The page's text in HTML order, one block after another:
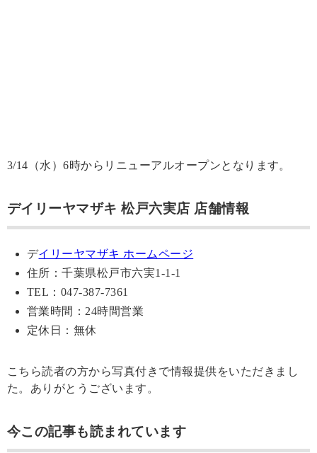
3/14（水）6時からリニューアルオープンとなります。
デイリーヤマザキ 松戸六実店 店舗情報
デイリーヤマザキ ホームページ
住所：千葉県松戸市六実1-1-1
TEL：047-387-7361
営業時間：24時間営業
定休日：無休
こちら読者の方から写真付きで情報提供をいただきまし
た。ありがとうございます。
今この記事も読まれています